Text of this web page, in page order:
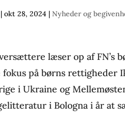
|okt 28, 2024 |Nyheder og
læser op af FN’s
på børns rettigheder
i Ukraine og
i Bologna i år at